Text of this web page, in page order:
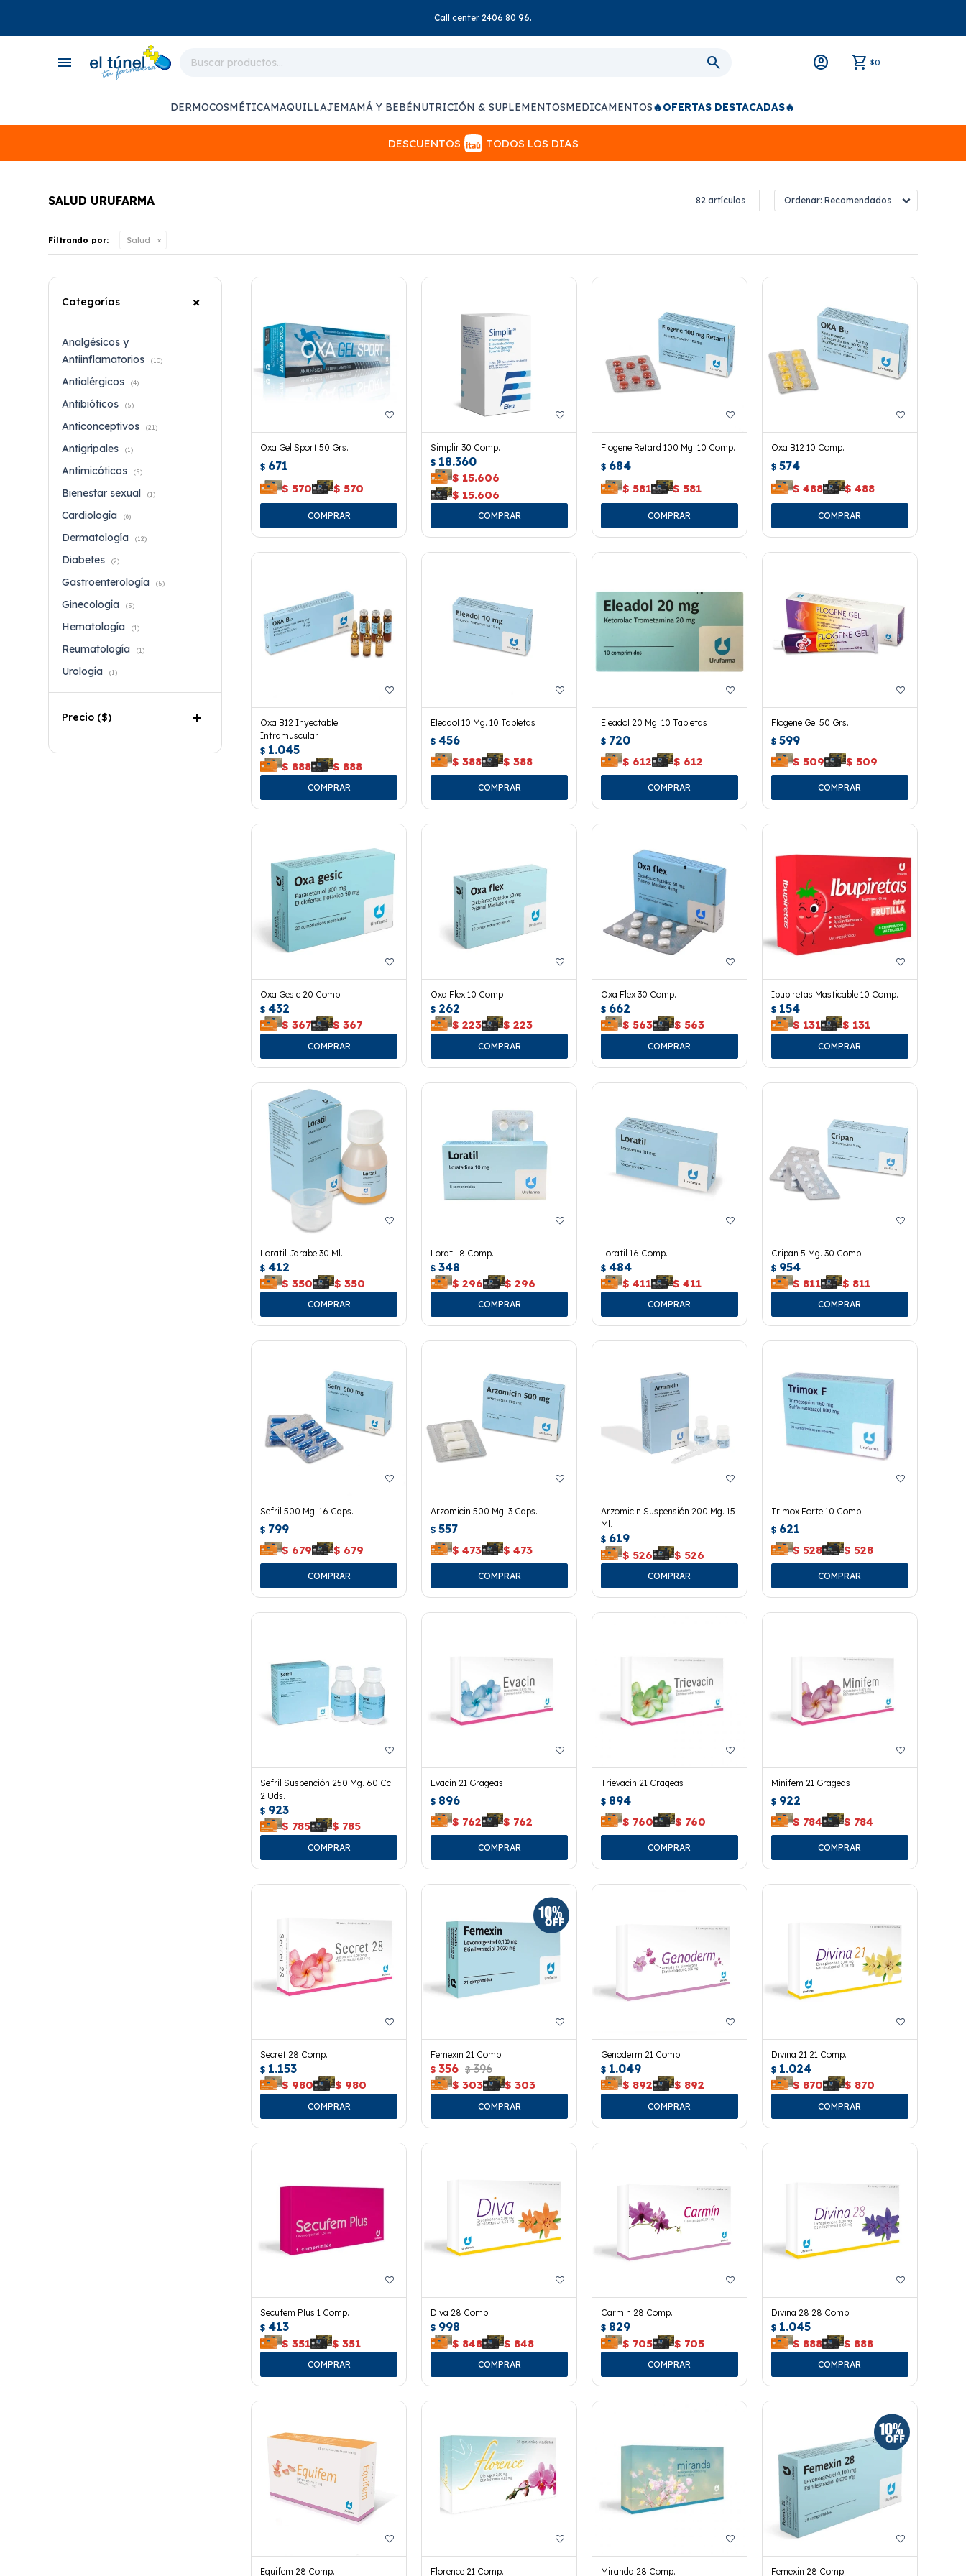
Call center 2406 80 96.
menu $0
DERMOCOSMÉTICAMAQUILLAJEMAMÁ Y BEBÉNUTRICIÓN & SUPLEMENTOSMEDICAMENTOS🔥OFERTAS DESTACADAS🔥
DESCUENTOS TODOS LOS DIAS
SALUD URUFARMA 82 artículos Recomendados
Filtrando por: Salud
Oxa Gel Sport 50 Grs.
$ 671
$ 570 $ 570
Simplir 30 Comp.
$ 18.360
$ 15.606
$ 15.606
Flogene Retard 100 Mg. 10 Comp.
$ 684
$ 581 $ 581
Oxa B12 10 Comp.
$ 574
$ 488 $ 488
Oxa B12 Inyectable
Intramuscular
$ 1.045
$ 888 $ 888
Eleadol 10 Mg. 10 Tabletas
$ 456
$ 388 $ 388
Eleadol 20 Mg. 10 Tabletas
$ 720
$ 612 $ 612
Flogene Gel 50 Grs.
$ 599
$ 509 $ 509
Oxa Gesic 20 Comp.
$ 432
$ 367 $ 367
Oxa Flex 10 Comp
$ 262
$ 223 $ 223
Oxa Flex 30 Comp.
$ 662
$ 563 $ 563
Ibupiretas Masticable 10 Comp.
$ 154
$ 131 $ 131
Loratil Jarabe 30 Ml.
$ 412
$ 350 $ 350
Loratil 8 Comp.
$ 348
$ 296 $ 296
Loratil 16 Comp.
$ 484
$ 411 $ 411
Cripan 5 Mg. 30 Comp
$ 954
$ 811 $ 811
Sefril 500 Mg. 16 Caps.
$ 799
$ 679 $ 679
Arzomicin 500 Mg. 3 Caps.
$ 557
$ 473 $ 473
Arzomicin Suspensión 200 Mg. 15
Ml.
$ 619
$ 526 $ 526
Trimox Forte 10 Comp.
$ 621
$ 528 $ 528
Sefril Suspención 250 Mg. 60 Cc.
2 Uds.
$ 923
$ 785 $ 785
Evacin 21 Grageas
$ 896
$ 762 $ 762
Trievacin 21 Grageas
$ 894
$ 760 $ 760
Minifem 21 Grageas
$ 922
$ 784 $ 784
Secret 28 Comp.
$ 1.153
$ 980 $ 980
Femexin 21 Comp.
$ 356 $ 396
$ 303 $ 303
Genoderm 21 Comp.
$ 1.049
$ 892 $ 892
Divina 21 21 Comp.
$ 1.024
$ 870 $ 870
Secufem Plus 1 Comp.
$ 413
$ 351 $ 351
Diva 28 Comp.
$ 998
$ 848 $ 848
Carmin 28 Comp.
$ 829
$ 705 $ 705
Divina 28 28 Comp.
$ 1.045
$ 888 $ 888
Equifem 28 Comp. Florence 21 Comp. Miranda 28 Comp. Femexin 28 Comp.
Categorías
Analgésicos y
Antiinflamatorios
(10)
Antialérgicos (4)
Antibióticos (5)
Anticonceptivos (21)
Antigripales (1)
Antimicóticos (5)
Bienestar sexual (1)
Cardiología (6)
Dermatología (12)
Diabetes (2)
Gastroenterología (5)
Ginecología (5)
Hematología (1)
Reumatología (1)
Urología (1)
Precio ($)
close
store
local_shipping